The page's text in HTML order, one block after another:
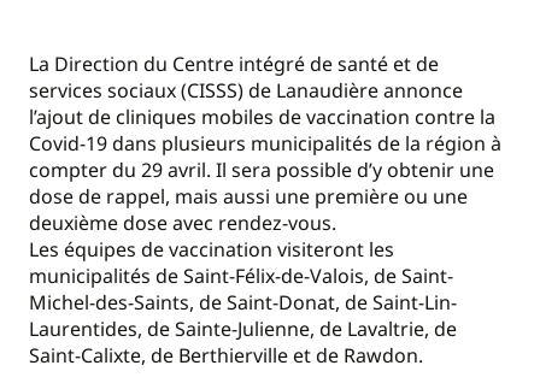
La Direction du Centre intégré de santé et de
services sociaux (CISSS) de Lanaudière annonce
l’ajout de cliniques mobiles de vaccination contre la
Covid-19 dans plusieurs municipalités de la région à
compter du 29 avril. Il sera possible d’y obtenir une
dose de rappel, mais aussi une première ou une
deuxième dose avec rendez-vous.
Les équipes de vaccination visiteront les
municipalités de Saint-Félix-de-Valois, de Saint-
Michel-des-Saints, de Saint-Donat, de Saint-Lin-
Laurentides, de Sainte-Julienne, de Lavaltrie, de
Saint-Calixte, de Berthierville et de Rawdon.